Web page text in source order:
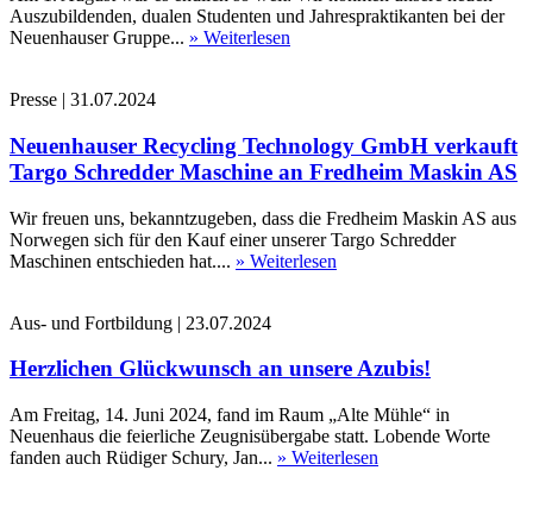
Auszubildenden, dualen Studenten und Jahrespraktikanten bei der
Neuenhauser Gruppe... » Weiterlesen
Presse | 31.07.2024
Neuenhauser Recycling Technology GmbH verkauft
Targo Schredder Maschine an Fredheim Maskin AS
Wir freuen uns, bekanntzugeben, dass die Fredheim Maskin AS aus
Norwegen sich für den Kauf einer unserer Targo Schredder
Maschinen entschieden hat.... » Weiterlesen
Aus- und Fortbildung | 23.07.2024
Herzlichen Glückwunsch an unsere Azubis!
Am Freitag, 14. Juni 2024, fand im Raum „Alte Mühle“ in
Neuenhaus die feierliche Zeugnisübergabe statt. Lobende Worte
fanden auch Rüdiger Schury, Jan... » Weiterlesen